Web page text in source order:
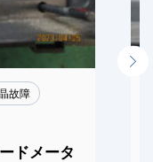
故障
ドメータ
Next